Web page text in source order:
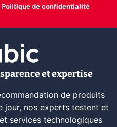
Politique de confidentialité
et expertise
de produits
jour, nos experts testent et
services technologiques